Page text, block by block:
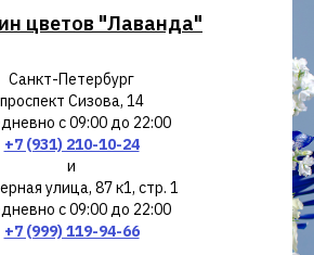
цветов "Лаванда"
Санкт-Петербург
проспект Сизова, 14
с 09:00 до 22:00
+7 (931) 210-10-24
и
улица, 87 к1, стр. 1
с 09:00 до 22:00
+7 (999) 119-94-66